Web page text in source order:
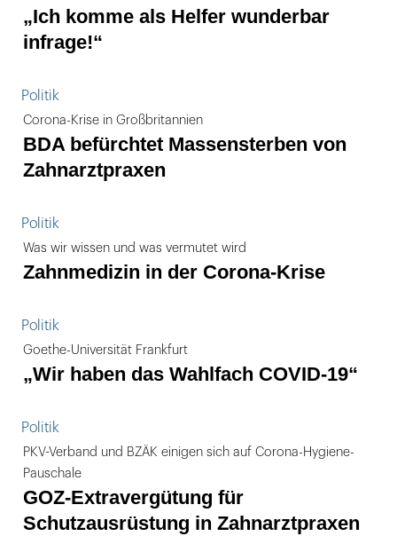
„Ich komme als Helfer wunderbar
infrage!“
Politik
Corona-Krise in Großbritannien
BDA befürchtet Massensterben von
Zahnarztpraxen
Politik
Was wir wissen und was vermutet wird
Zahnmedizin in der Corona-Krise
Politik
Goethe-Universität Frankfurt
„Wir haben das Wahlfach COVID-19“
Politik
PKV-Verband und BZÄK einigen sich auf Corona-Hygiene-
Pauschale
GOZ-Extravergütung für
Schutzausrüstung in Zahnarztpraxen